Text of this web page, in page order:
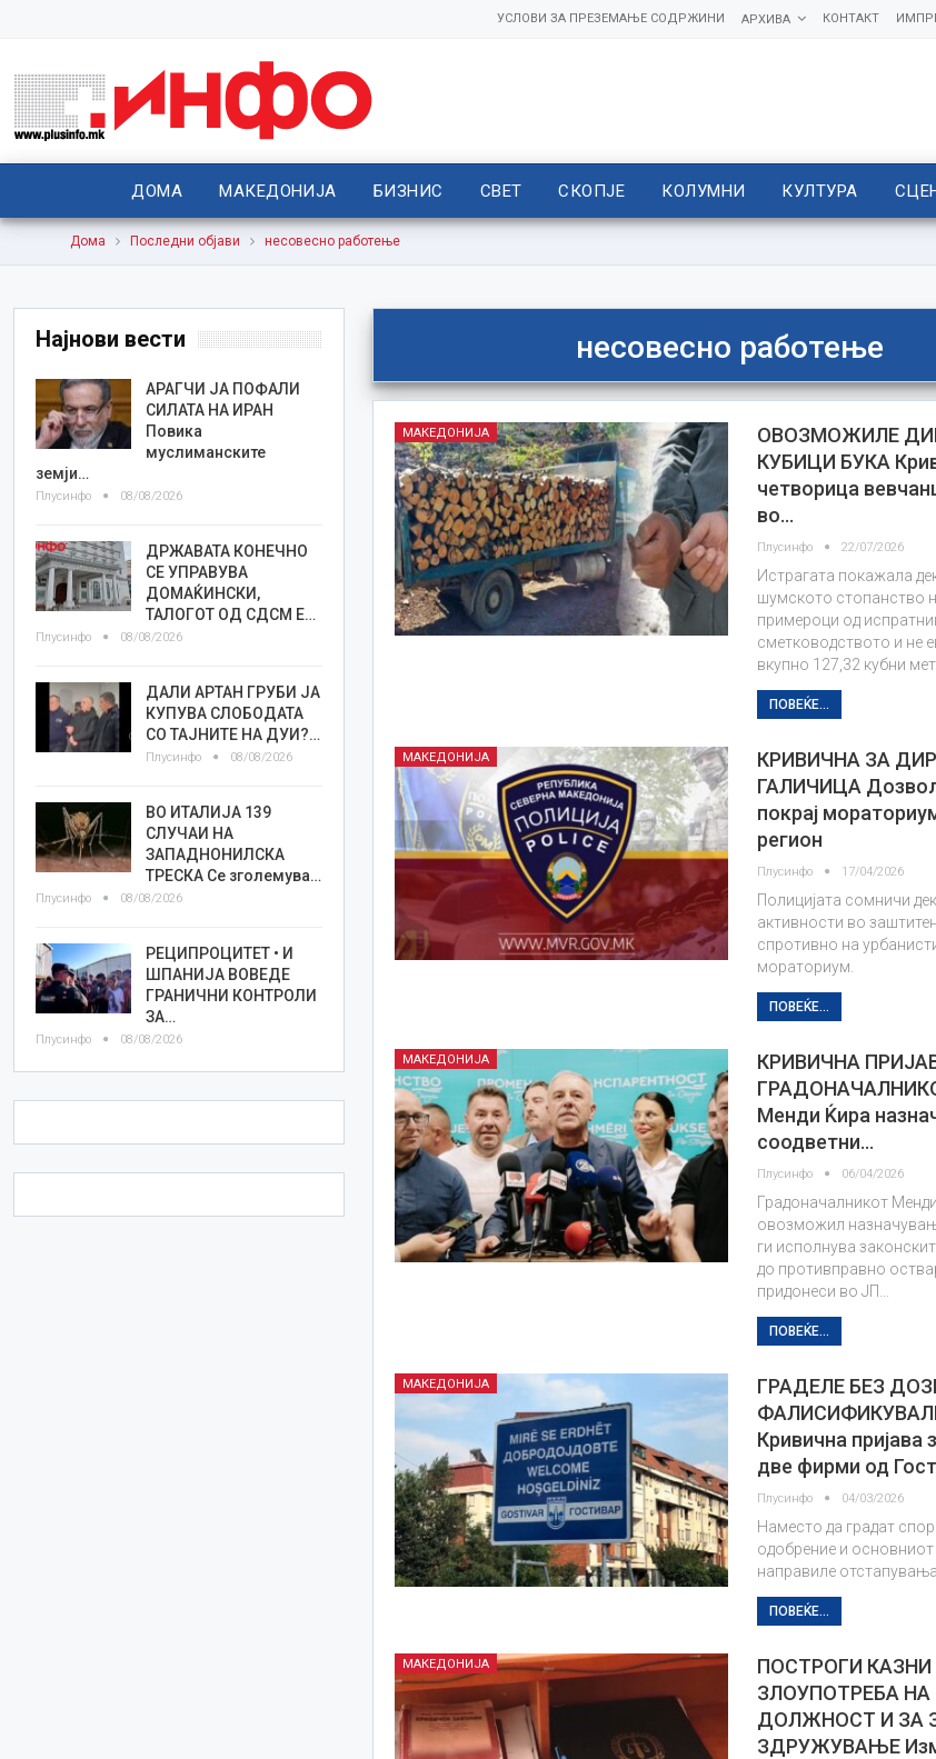
КОНТАКТ
АРХИВА
УСЛОВИ ЗА ПРЕЗЕМАЊЕ СОДРЖИНИ
ДОМА МАКЕДОНИЈА БИЗНИС СВЕТ СКОПЈЕ КОЛУМНИ КУЛТУРА
Дома Последни објави несовесно работење
несовесно работење
МАКЕДОНИЈА
ОВОЗМОЖИЛЕ
КУБИЦИ БУКА
четворица
во…
Плусинфо 22/07/2026
Истрагата покажала
шумското стопанство
примероци од
сметководството и не
вкупно 127,32 кубни
ПОВЕЌЕ...
МАКЕДОНИЈА
КРИВИЧНА ЗА
ГАЛИЧИЦА
покрај
регион
Плусинфо 17/04/2026
Полицијата сомничи
активности во
спротивно на
мораториум.
ПОВЕЌЕ...
МАКЕДОНИЈА
КРИВИЧНА
Менди Ќира
соодветни…
Плусинфо 06/04/2026
Градоначалникот
овозможил
ги исполнува
до противправно
придонеси во ЈП…
ПОВЕЌЕ...
МАКЕДОНИЈА
ГРАДЕЛЕ БЕЗ
Кривична пријава
две фирми од
Плусинфо 04/03/2026
Наместо да градат
одобрение и основниот
направиле
ПОВЕЌЕ...
МАКЕДОНИЈА
ПОСТРОГИ КАЗНИ
ЗЛОУПОТРЕБА
ДОЛЖНОСТ И ЗА
ЗДРУЖУВАЊЕ
Најнови вести
АРАГЧИ ЈА ПОФАЛИ
СИЛАТА НА ИРАН
Повика
муслиманските
земји…
Плусинфо 08/08/2026
ДРЖАВАТА КОНЕЧНО
СЕ УПРАВУВА
ДОМАЌИНСКИ,
ТАЛОГОТ ОД СДСМ Е…
Плусинфо 08/08/2026
ДАЛИ АРТАН ГРУБИ ЈА
КУПУВА СЛОБОДАТА
СО ТАЈНИТЕ НА ДУИ?…
Плусинфо 08/08/2026
ВО ИТАЛИЈА 139
СЛУЧАИ НА
ЗАПАДНОНИЛСКА
ТРЕСКА Се зголемува…
Плусинфо 08/08/2026
РЕЦИПРОЦИТЕТ • И
ШПАНИЈА ВОВЕДЕ
ГРАНИЧНИ КОНТРОЛИ
ЗА…
Плусинфо 08/08/2026